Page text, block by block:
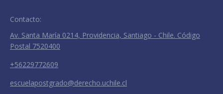
Contacto:
Av. Santa María 0214, Providencia, Santiago - Chile. Código
Postal 7520400
+56229772609
escuelapostgrado@derecho.uchile.cl